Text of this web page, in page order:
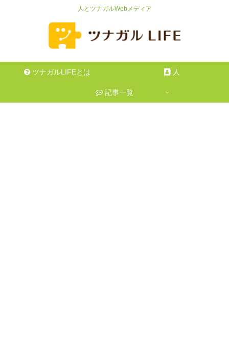
人とツナガルWebメディア
ツナガルLIFEとは 人
記事一覧